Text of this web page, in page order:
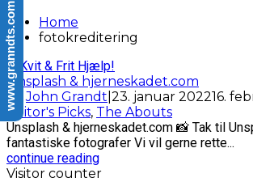
Home
fotokreditering
Unsplash & hjerneskadet.com
byJohn Grandt 23. januar 202216.
Editor's Picks, The Abouts
Unsplash & hjerneskadet.com 📸 Tak til
fantastiske fotografer Vi vil gerne rette...
continue reading
Visitor counter
www.granndts.com